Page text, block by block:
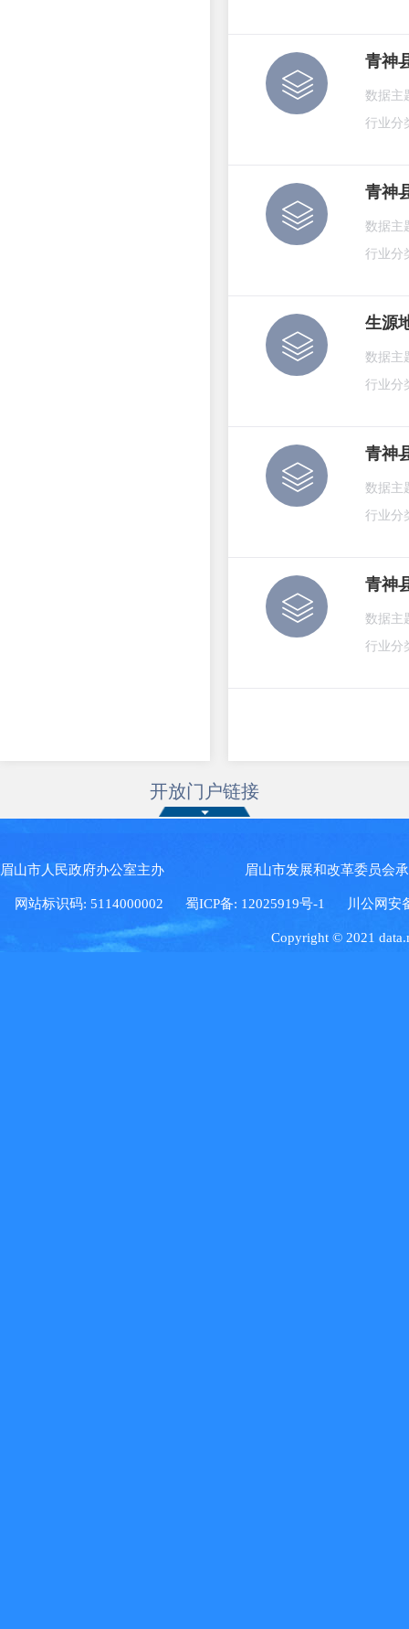
青神
数据主
行业分
青神
数据主
行业分
生源
数据主
行业分
青神
数据主
行业分
青神
数据主
行业分
开放门户链接
眉山市人民政府办公室主办 眉山市发展和改革委员
网站标识码: 5114000002 蜀ICP备: 12025919号-1 川公网安
Copyright © 2021